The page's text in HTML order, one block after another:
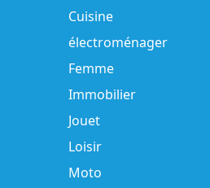
Cuisine
électroménager
Femme
Immobilier
Jouet
Loisir
Moto